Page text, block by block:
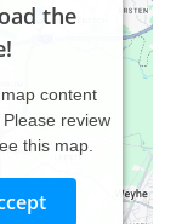
the
content
review
this map.